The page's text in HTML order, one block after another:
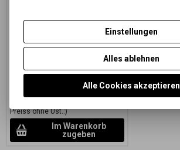
Spezielles Schwarz-Weiß-Papier
auf einer farbigen FB-Matte mit
variabler Abstufung
(333,250 PLN)
80,40 EUR
Preiss ohne Ust.:)
Im Warenkorb
zugeben
Einstellungen
Alles ablehnen
Alle Cookies akzeptieren